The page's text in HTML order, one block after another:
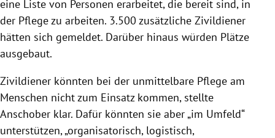
eine Liste von Personen erarbeitet, die bereit sind, in
der Pflegezu arbeiten. 3.500 zusätzliche Zivildiener
hätten sich gemeldet. Darüber hinaus würden Plätze
ausgebaut.
Zivildiener könnten bei der unmittelbare Pflege am
Menschen nicht zum Einsatz kommen, stellte
Anschober klar. Dafür könnten sie aber „im Umfeld“
unterstützen, „organisatorisch, logistisch,